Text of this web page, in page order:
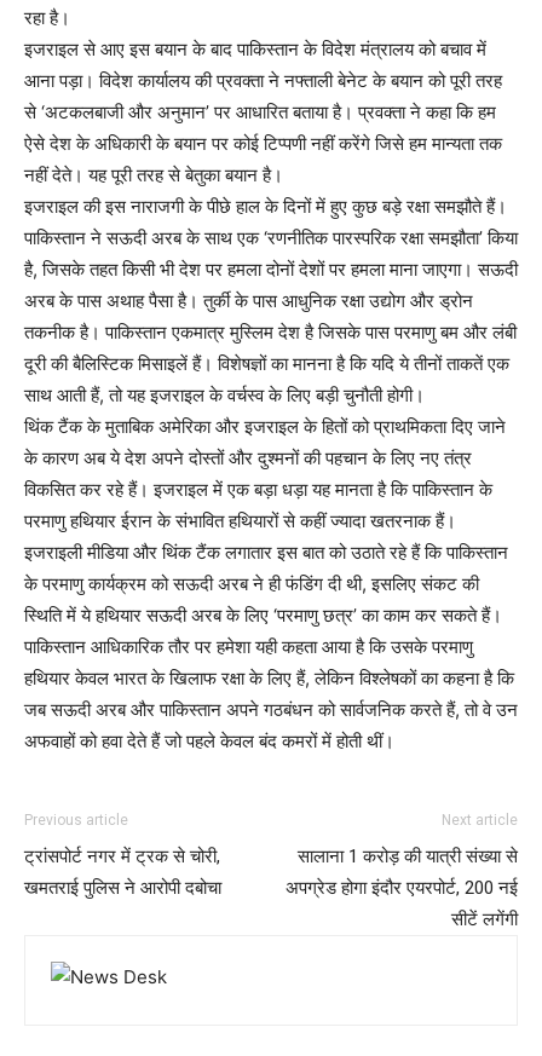
रहा है।
इजराइल से आए इस बयान के बाद पाकिस्तान के विदेश मंत्रालय को बचाव में
आना पड़ा। विदेश कार्यालय की प्रवक्ता ने नफ्ताली बेनेट के बयान को पूरी तरह
से ‘अटकलबाजी और अनुमान’ पर आधारित बताया है। प्रवक्ता ने कहा कि हम
ऐसे देश के अधिकारी के बयान पर कोई टिप्पणी नहीं करेंगे जिसे हम मान्यता तक
नहीं देते। यह पूरी तरह से बेतुका बयान है।
इजराइल की इस नाराजगी के पीछे हाल के दिनों में हुए कुछ बड़े रक्षा समझौते हैं।
पाकिस्तान ने सऊदी अरब के साथ एक ‘रणनीतिक पारस्परिक रक्षा समझौता’ किया
है, जिसके तहत किसी भी देश पर हमला दोनों देशों पर हमला माना जाएगा। सऊदी
अरब के पास अथाह पैसा है। तुर्की के पास आधुनिक रक्षा उद्योग और ड्रोन
तकनीक है। पाकिस्तान एकमात्र मुस्लिम देश है जिसके पास परमाणु बम और लंबी
दूरी की बैलिस्टिक मिसाइलें हैं। विशेषज्ञों का मानना है कि यदि ये तीनों ताकतें एक
साथ आती हैं, तो यह इजराइल के वर्चस्व के लिए बड़ी चुनौती होगी।
थिंक टैंक के मुताबिक अमेरिका और इजराइल के हितों को प्राथमिकता दिए जाने
के कारण अब ये देश अपने दोस्तों और दुश्मनों की पहचान के लिए नए तंत्र
विकसित कर रहे हैं। इजराइल में एक बड़ा धड़ा यह मानता है कि पाकिस्तान के
परमाणु हथियार ईरान के संभावित हथियारों से कहीं ज्यादा खतरनाक हैं।
इजराइली मीडिया और थिंक टैंक लगातार इस बात को उठाते रहे हैं कि पाकिस्तान
के परमाणु कार्यक्रम को सऊदी अरब ने ही फंडिंग दी थी, इसलिए संकट की
स्थिति में ये हथियार सऊदी अरब के लिए ‘परमाणु छत्र’ का काम कर सकते हैं।
पाकिस्तान आधिकारिक तौर पर हमेशा यही कहता आया है कि उसके परमाणु
हथियार केवल भारत के खिलाफ रक्षा के लिए हैं, लेकिन विश्लेषकों का कहना है कि
जब सऊदी अरब और पाकिस्तान अपने गठबंधन को सार्वजनिक करते हैं, तो वे उन
अफवाहों को हवा देते हैं जो पहले केवल बंद कमरों में होती थीं।
Previous article
ट्रांसपोर्ट नगर में ट्रक से चोरी,
खमतराई पुलिस ने आरोपी दबोचा
Next article
सालाना 1 करोड़ की यात्री संख्या से
अपग्रेड होगा इंदौर एयरपोर्ट, 200 नई
सीटें लगेंगी